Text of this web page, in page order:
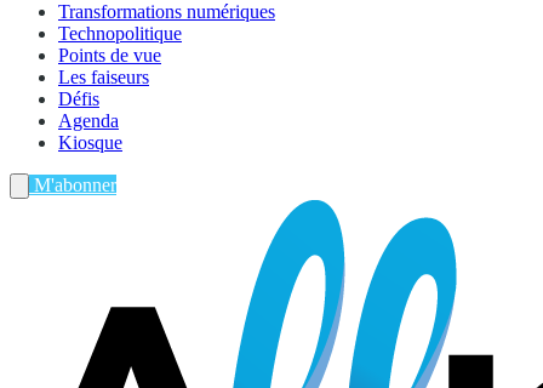
Transformations numériques
Technopolitique
Points de vue
Les faiseurs
Défis
Agenda
Kiosque
M'abonner